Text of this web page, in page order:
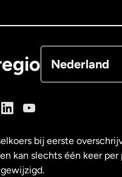
Nederland
bij eerste
kan slechts één keer